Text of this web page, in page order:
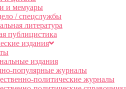
и мемуары
/ спецслужбы
литература
публицистика
издания
издания
популярные журналы
политические журналы